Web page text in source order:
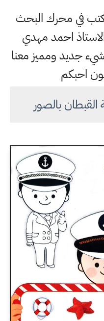
اكتب في محرك البحث
احمد مهدي
جديد ومميز معنا
احبكم
بالصور